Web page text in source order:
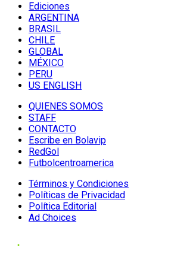
Ediciones
ARGENTINA
BRASIL
CHILE
GLOBAL
MÉXICO
PERU
US ENGLISH
QUIENES SOMOS
STAFF
CONTACTO
Escribe en Bolavip
RedGol
Futbolcentroamerica
Términos y Condiciones
Políticas de Privacidad
Política Editorial
Ad Choices